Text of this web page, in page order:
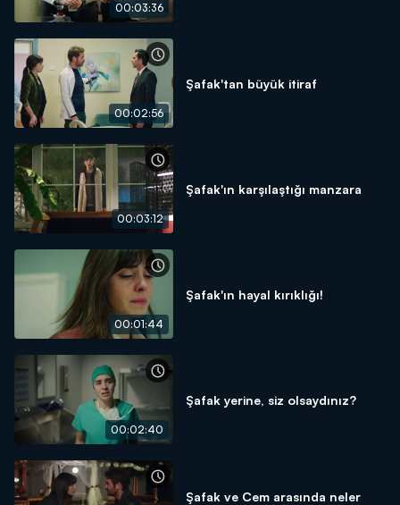
00:03:36
00:02:56
Şafak'tan büyük itiraf
00:03:12
Şafak'ın karşılaştığı manzara
00:01:44
Şafak'ın hayal kırıklığı!
00:02:40
Şafak yerine, siz olsaydınız?
Şafak ve Cem arasında neler